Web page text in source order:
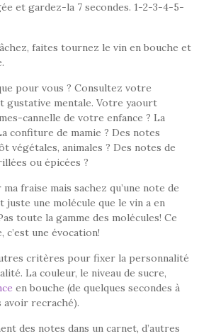
et gardez-la 7 secondes. 1-2-3-4-5-
faites tournez le vin en bouche et
pour vous ? Consultez votre
gustative mentale. Votre yaourt
cannelle de votre enfance ? La
confiture de mamie ? Des notes
végétales, animales ? Des notes de
ou épicées ?
fraise mais sachez qu’une note de
juste une molécule que le vin a en
toute la gamme des molécules! Ce
c’est une évocation!
critères pour fixer la personnalité
La couleur, le niveau de sucre,
en bouche (de quelques secondes à
avoir recraché).
des notes dans un carnet, d’autres